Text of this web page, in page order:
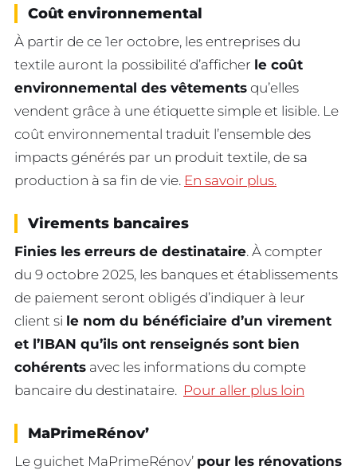
Coût environnemental
À partir de ce 1er octobre, les entreprises du
textile auront la possibilité d’afficher le coût
environnemental des vêtements qu’elles
vendent grâce à une étiquette simple et lisible. Le
coût environnemental traduit l’ensemble des
impacts générés par un produit textile, de sa
production à sa fin de vie. En savoir plus.
Virements bancaires
Finies les erreurs de destinataire. À compter
du 9 octobre 2025, les banques et établissements
de paiement seront obligés d’indiquer à leur
client si le nom du bénéficiaire d’un virement
et l’IBAN qu’ils ont renseignés sont bien
cohérents avec les informations du compte
bancaire du destinataire. Pour aller plus loin
MaPrimeRénov’
Le guichet MaPrimeRénov’ pour les rénovations